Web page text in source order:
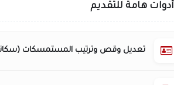
أدوات هامة للتقديم
تعديل وقص وترتيب المستمسكات